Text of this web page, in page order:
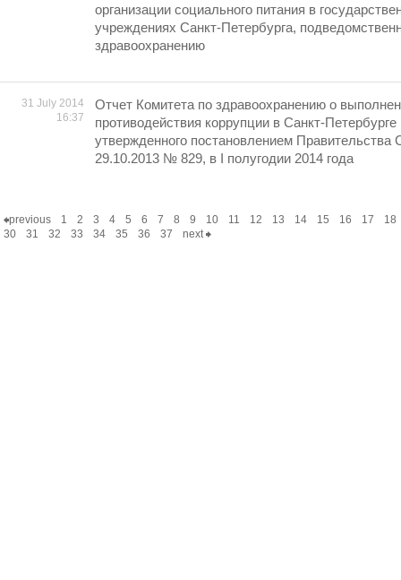
организации социального питания в
учреждениях Санкт-Петербурга,
здравоохранению
31 July 2014
16:37
Отчет Комитета по здравоохранению о
противодействия коррупции в Санкт-
утвержденного постановлением Правительства
29.10.2013 № 829, в I полугодии 2014 года
previous 1 2 3 4 5 6 7 8 9 10 11 12 13 14 15 16 17
18
30
31 32 33 34 35 36 37 next